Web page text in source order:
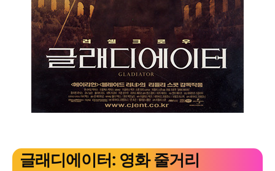
글래디에이터: 영화 줄거리